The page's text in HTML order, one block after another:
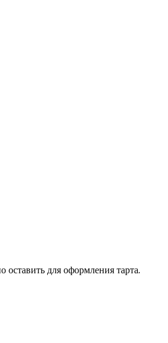
для оформления тарта.